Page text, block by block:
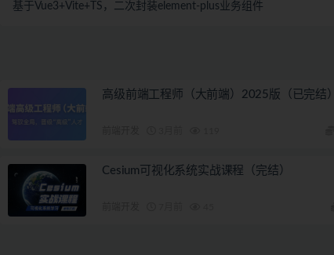
基于Vue3+Vite+TS，二次封装element-plus业务组件
高级前端工程师（大前端）2025版（已完结）
Cesium可视化系统实战课程（完结）